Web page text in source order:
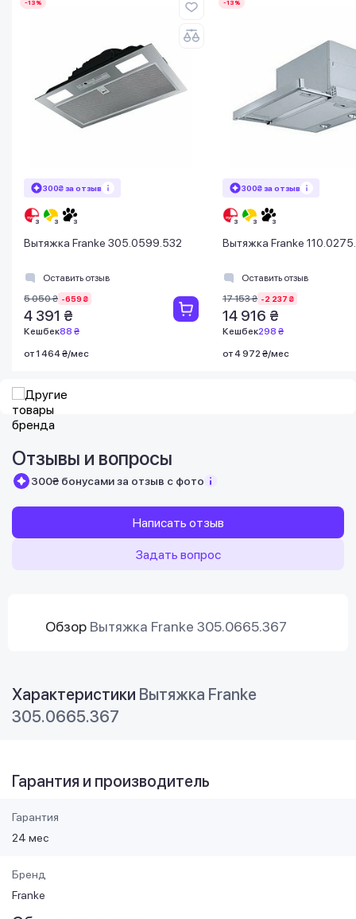
-13%
300₴ за отзыв
Вытяжка Franke 305.0599.532
Оставить отзыв
5 050 ₴ -659 ₴
4 391 ₴
Кешбек88 ₴
от 1 464 ₴/мес
-13%
300₴ за отзыв
Вытяжка Franke
Оставить отзыв
17 153 ₴ -2 237 ₴
14 916 ₴
Кешбек298 ₴
от 4 972 ₴/мес
Отзывы и вопросы
300₴ бонусами за отзыв с фото
Написать отзыв
Задать вопрос
Обзор Вытяжка Franke 305.0665.367
Характеристики Вытяжка Franke
305.0665.367
Гарантия и производитель
Гарантия
24 мес
Бренд
Franke